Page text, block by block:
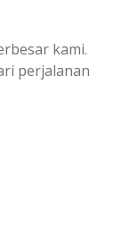
kami.
perjalanan